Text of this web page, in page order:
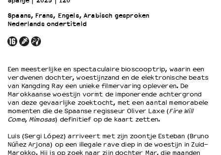
OVER LANTARENVENSTER
Wat we doen
Word vriend
Historie
Partners
Huisregels
Privacyverklaring
Integriteits- en gedragscode
Duurzaamheid
Spaans, Frans, Engels, Arabisch gesproken
Nederlands ondertiteld
Een meesterlijke en spectaculaire bioscooptrip, waarin een
verdwenen dochter, woestijnzand en de elektronische beats
van Kangding Ray een unieke filmervaring opleveren. De
Marokkaanse woestijn vormt de imponerende achtergrond
van deze gevaarlijke zoektocht, met een aantal memorabele
momenten die de Spaanse regisseur Oliver Laxe (Fire Will
Come, Mimosas) definitief op de kaart zetten.
Luis (Sergi López) arriveert met zijn zoontje Esteban (Bruno
Núñez Arjona) op een illegale rave diep in de woestijn in Zuid-
Marokko. Hij is op zoek naar zijn dochter Mar, die maanden